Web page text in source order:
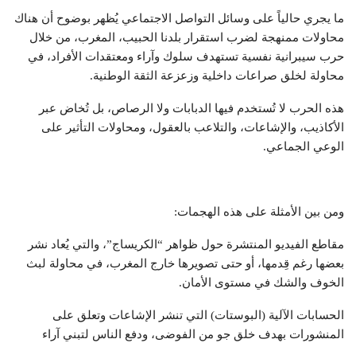
ما يجري حالياً على وسائل التواصل الاجتماعي يُظهر بوضوح أن هناك
محاولات ممنهجة لضرب استقرار بلدنا الحبيب، المغرب، من خلال
حرب سيبرانية نفسية تستهدف سلوك وآراء ومعتقدات الأفراد، في
محاولة لخلق صراعات داخلية وزعزعة الثقة الوطنية.
هذه الحرب لا تُستخدم فيها الدبابات ولا الرصاص، بل تُخاض عبر
الأكاذيب، والإشاعات، والتلاعب بالعقول، ومحاولات التأثير على
الوعي الجماعي.
ومن بين الأمثلة على هذه الهجمات:
مقاطع الفيديو المنتشرة حول ظواهر “الكريساج”، والتي يُعاد نشر
بعضها رغم قِدمها، أو حتى تصويرها خارج المغرب، في محاولة لبث
الخوف والشك في مستوى الأمان.
الحسابات الآلية (البوستات) التي تنشر الإشاعات وتعلق على
المنشورات بهدف خلق جو من الفوضى، ودفع الناس لتبني آراء